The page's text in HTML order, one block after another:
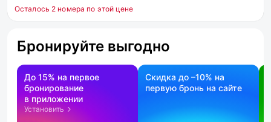
Осталось 2 номера по этой цене
Бронируйте выгодно
До 15% на первое
бронирование
в приложении
Установить
Скидка до –10% на
первую бронь на сайте